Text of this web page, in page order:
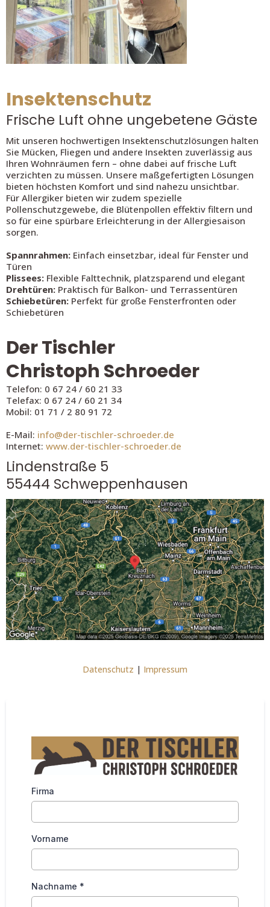
Insektenschutz
Frische Luft ohne ungebetene Gäste
Mit unseren hochwertigen Insektenschutzlösungen halten
Sie Mücken, Fliegen und andere Insekten zuverlässig aus
Ihren Wohnräumen fern – ohne dabei auf frische Luft
verzichten zu müssen. Unsere maßgefertigten Lösungen
bieten höchsten Komfort und sind nahezu unsichtbar.
Für Allergiker bieten wir zudem spezielle
Pollenschutzgewebe, die Blütenpollen effektiv filtern und
so für eine spürbare Erleichterung in der Allergiesaison
sorgen.
Spannrahmen: Einfach einsetzbar, ideal für Fenster und
Türen
Plissees: Flexible Falttechnik, platzsparend und elegant
Drehtüren: Praktisch für Balkon- und Terrassentüren
Schiebetüren: Perfekt für große Fensterfronten oder
Schiebetüren
Der Tischler
Christoph Schroeder
Telefon: 0 67 24 / 60 21 33
Telefax: 0 67 24 / 60 21 34
Mobil: 01 71 / 2 80 91 72
E-Mail: info@der-tischler-schroeder.de
Internet: www.der-tischler-schroeder.de
Lindenstraße 5
55444 Schweppenhausen
Datenschutz | Impressum
Firma
Vorname
Nachname *